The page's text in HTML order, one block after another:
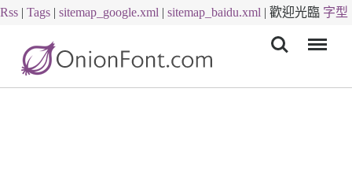
Rss | Tags | sitemap_google.xml | sitemap_baidu.xml | 歡迎光臨 字型